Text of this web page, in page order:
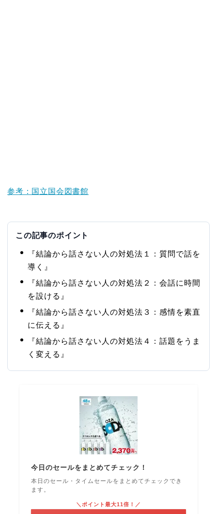
参考：国立国会図書館
この記事のポイント
『結論から話さない人の対処法１：質問で話を
導く』
『結論から話さない人の対処法２：会話に時間
を設ける』
『結論から話さない人の対処法３：感情を素直
に伝える』
『結論から話さない人の対処法４：話題をうま
く変える』
今日のセールをまとめてチェック！
本日のセール・タイムセールをまとめてチェックでき
ます。
＼ポイント最大11倍！／